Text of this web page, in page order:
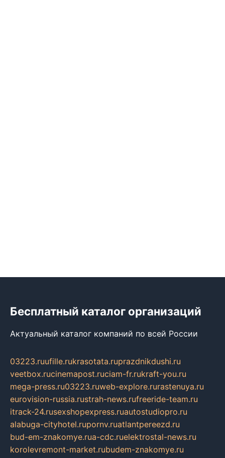
Бесплатный каталог организаций
Актуальный каталог компаний по всей России
03223.ruufille.rukrasotata.ruprazdnikdushi.ru
veetbox.rucinemapost.ruciam-fr.rukraft-you.ru
mega-press.ru03223.ruweb-explore.rurastenuya.ru
eurovision-russia.rustrah-news.rufreeride-team.ru
itrack-24.rusexshopexpress.ruautostudiopro.ru
alabuga-cityhotel.rupornv.ruatlantpereezd.ru
bud-em-znakomye.rua-cdc.ruelektrostal-news.ru
korolevremont-market.rubudem-znakomye.ru